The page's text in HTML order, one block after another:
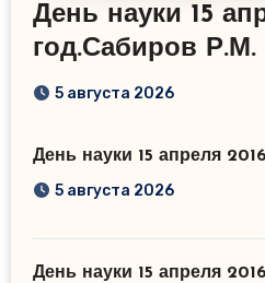
День науки 15
год.Сабиров Р.М.
5 августа 2026
День науки 15 апреля
5 августа 2026
День науки 15 апреля 2016